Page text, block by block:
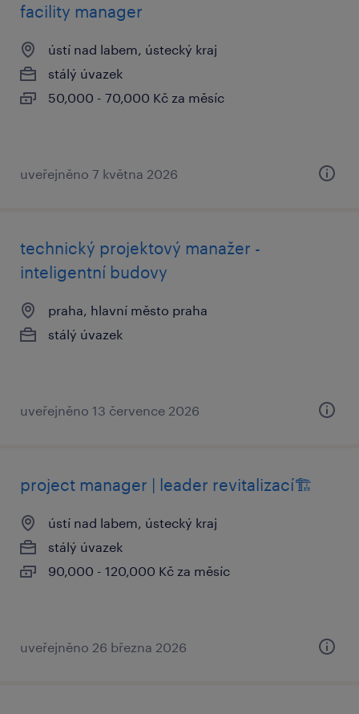
facility manager
ústí nad labem, ústecký kraj
stálý úvazek
50,000 - 70,000 Kč za měsíc
uveřejněno 7 května 2026
technický projektový manažer -
inteligentní budovy
praha, hlavní město praha
stálý úvazek
uveřejněno 13 července 2026
project manager | leader revitalizací🏗️
ústí nad labem, ústecký kraj
stálý úvazek
90,000 - 120,000 Kč za měsíc
uveřejněno 26 března 2026